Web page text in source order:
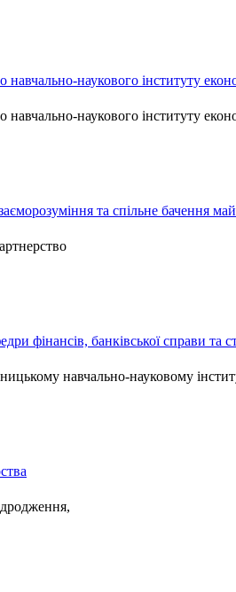
наукового інституту
наукового інституту
та спільне бачення
фінансів, банківської справи та
навчально-науковому